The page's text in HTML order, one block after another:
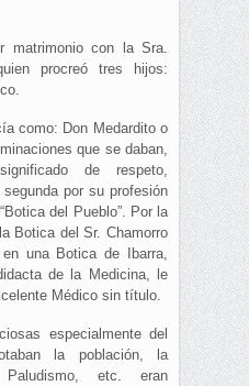
matrimonio con la Sra.
procreó tres hijos:
como: Don Medardito o
que se daban,
de respeto,
por su profesión
del Pueblo”. Por la
Botica del Sr. Chamorro
una Botica de Ibarra,
de la Medicina, le
Médico sin título.
especialmente del
la población, la
Paludismo, etc. eran